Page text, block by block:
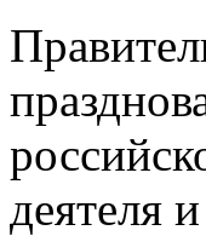
деятеля